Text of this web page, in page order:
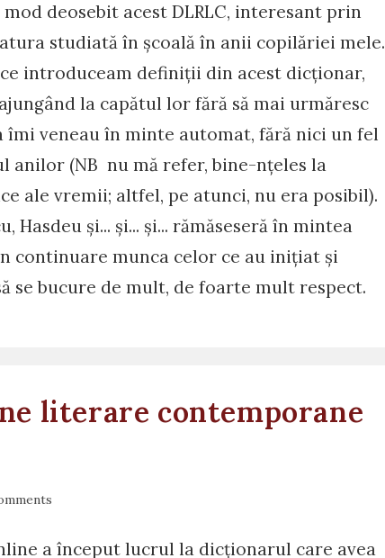
deosebit acest DLRLC, interesant prin
studiată în școală în anii copilăriei mele.
introduceam definiții din acest dicționar,
la capătul lor fără să mai urmăresc
veneau în minte automat, fără nici un fel
anilor (NB nu mă refer, bine-nțeles la
ale vremii; altfel, pe atunci, nu era posibil).
Hasdeu și... și... și... rămăseseră în mintea
munca celor ce au inițiat și
se bucure de mult, de foarte mult respect.
literare contemporane
a început lucrul la dicționarul care avea